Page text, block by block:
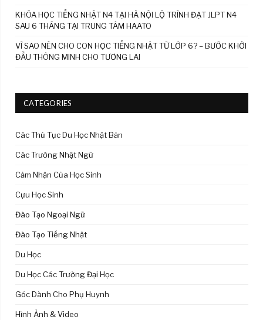
KHÓA HỌC TIẾNG NHẬT N4 TẠI HÀ NỘI LỘ TRÌNH ĐẠT JLPT N4
SAU 6 THÁNG TẠI TRUNG TÂM HAATO
VÌ SAO NÊN CHO CON HỌC TIẾNG NHẬT TỪ LỚP 6? – BƯỚC KHỞI
ĐẦU THÔNG MINH CHO TƯƠNG LAI
CATEGORIES
Các Thủ Tục Du Học Nhật Bản
Các Trường Nhật Ngữ
Cảm Nhận Của Học Sinh
Cựu Học Sinh
Đào Tạo Ngoại Ngữ
Đào Tạo Tiếng Nhật
Du Học
Du Học Các Trường Đại Học
Góc Dành Cho Phụ Huynh
Hình Ảnh & Video